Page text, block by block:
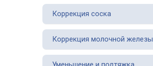
Коррекция соска
Коррекция молочной железы